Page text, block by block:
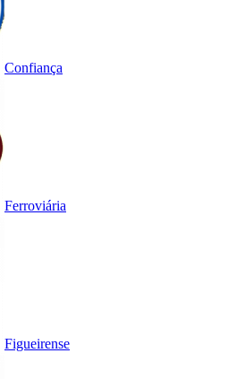
Confiança
Ferroviária
Figueirense